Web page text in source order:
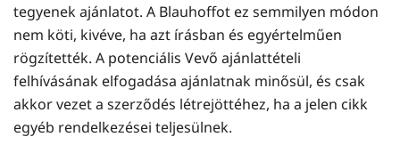
tegyenek ajánlatot. A Blauhoffot ez semmilyen módon
nem köti, kivéve, ha azt írásban és egyértelműen
rögzítették. A potenciális Vevő ajánlattételi
felhívásának elfogadása ajánlatnak minősül, és csak
akkor vezet a szerződés létrejöttéhez, ha a jelen cikk
egyéb rendelkezései teljesülnek.